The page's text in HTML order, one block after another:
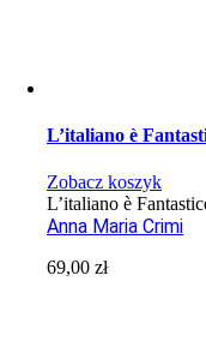
L’italiano è
Zobacz koszyk
L’italiano è
Anna Maria Crimi
69,00zł